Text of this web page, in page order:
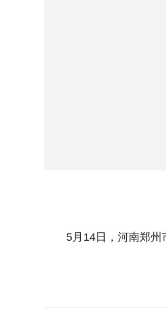
5月14日，河南郑州市